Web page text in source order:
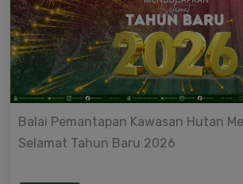
Balai Pemantapan Kawasan Hutan
Selamat Tahun Baru 2026